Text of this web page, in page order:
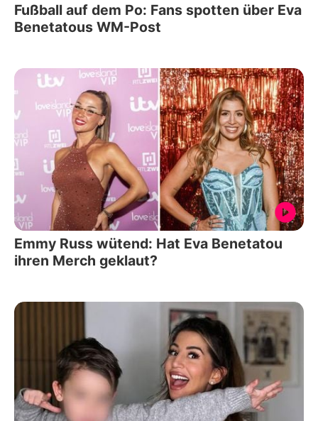
Fußball auf dem Po: Fans spotten über Eva
Benetatous WM-Post
Emmy Russ wütend: Hat Eva Benetatou
ihren Merch geklaut?